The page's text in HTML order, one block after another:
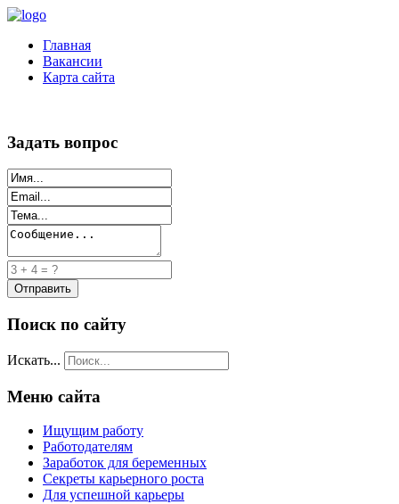
Главная
Вакансии
Карта сайта
Задать вопрос
Поиск по сайту
Искать...
Меню сайта
Ищущим работу
Работодателям
Заработок для беременных
Секреты карьерного роста
Для успешной карьеры